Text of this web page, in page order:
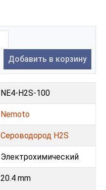
Добавить в корзину
NE4-H2S-100
Nemoto
Сероводород H2S
Электрохимический
20.4 mm